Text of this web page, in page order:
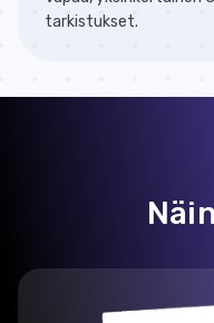
tarkistukset.